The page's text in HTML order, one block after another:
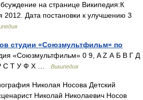
на странице Википедия:К
2012. Дата постановки к улучшению 3
студии «Союзмультфильм» по
«Союзмультфильм» 0 9, A Z А Б В Г Д
С Т У Ф Х …
Википедия
Николая Носова Детский
Николай Николаевич Носов